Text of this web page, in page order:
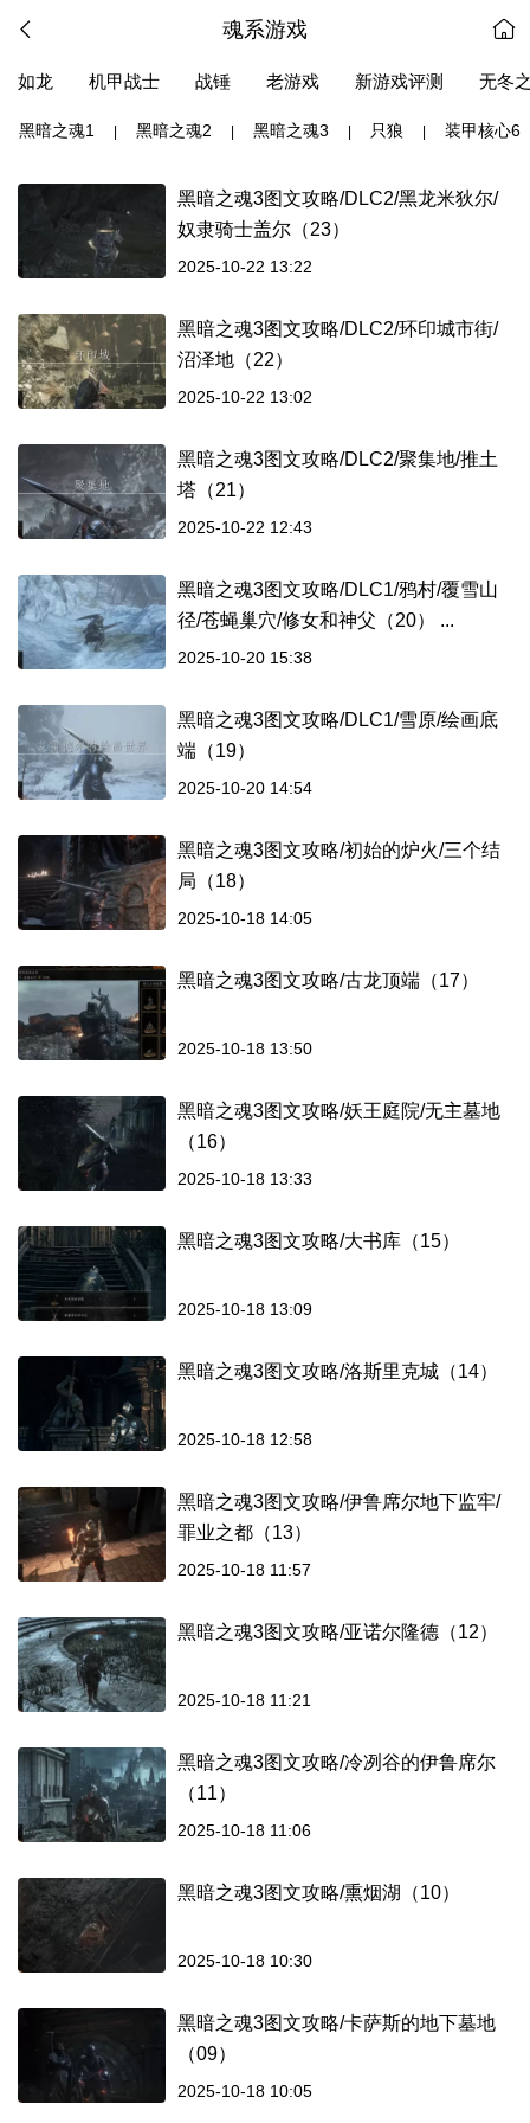
魂系游戏
如龙 机甲战士 战锤 老游戏 新游戏评测 无冬
黑暗之魂1 黑暗之魂2 黑暗之魂3 只狼 装甲核心6
黑暗之魂3图文攻略/DLC2/黑龙米狄尔/
奴隶骑士盖尔（23）
2025-10-22 13:22
黑暗之魂3图文攻略/DLC2/环印城市街/
沼泽地（22）
2025-10-22 13:02
黑暗之魂3图文攻略/DLC2/聚集地/推土
塔（21）
2025-10-22 12:43
黑暗之魂3图文攻略/DLC1/鸦村/覆雪山
径/苍蝇巢穴/修女和神父（20） ...
2025-10-20 15:38
黑暗之魂3图文攻略/DLC1/雪原/绘画底
端（19）
2025-10-20 14:54
黑暗之魂3图文攻略/初始的炉火/三个结
局（18）
2025-10-18 14:05
黑暗之魂3图文攻略/古龙顶端（17）
2025-10-18 13:50
黑暗之魂3图文攻略/妖王庭院/无主墓地
（16）
2025-10-18 13:33
黑暗之魂3图文攻略/大书库（15）
2025-10-18 13:09
黑暗之魂3图文攻略/洛斯里克城（14）
2025-10-18 12:58
黑暗之魂3图文攻略/伊鲁席尔地下监牢/
罪业之都（13）
2025-10-18 11:57
黑暗之魂3图文攻略/亚诺尔隆德（12）
2025-10-18 11:21
黑暗之魂3图文攻略/冷冽谷的伊鲁席尔
（11）
2025-10-18 11:06
黑暗之魂3图文攻略/熏烟湖（10）
2025-10-18 10:30
黑暗之魂3图文攻略/卡萨斯的地下墓地
（09）
2025-10-18 10:05